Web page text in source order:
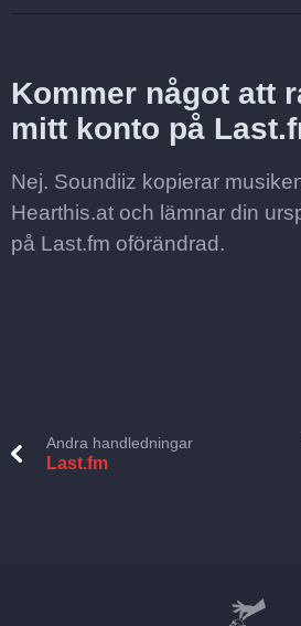
Kommer något att
mitt konto på
Nej. Soundiiz kopierar
Hearthis.at och lämnar din
på Last.fm oförändrad.
Andra handledningar
Last.fm